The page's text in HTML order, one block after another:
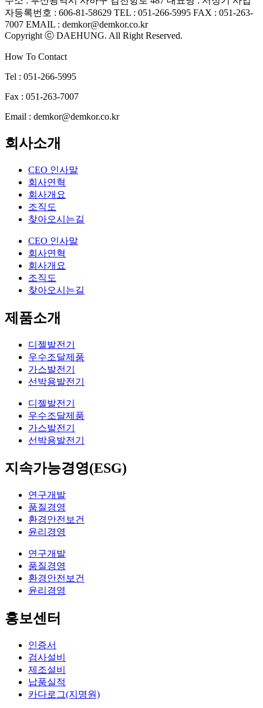
자등록번호 : 606-81-58629 TEL : 051-266-5995 FAX : 051-263-
7007 EMAIL : demkor@demkor.co.kr
Copyright ⓒ DAEHUNG. All Right Reserved.
How To Contact
Tel : 051-266-5995
Fax : 051-263-7007
Email : demkor@demkor.co.kr
회사소개
CEO 인사말
회사연혁
회사개요
조직도
찾아오시는길
CEO 인사말
회사연혁
회사개요
조직도
찾아오시는길
제품소개
디젤발전기
우수조달제품
가스발전기
선박용발전기
디젤발전기
우수조달제품
가스발전기
선박용발전기
지속가능경영(ESG)
연구개발
품질경영
환경안전보건
윤리경영
연구개발
품질경영
환경안전보건
윤리경영
홍보센터
인증서
검사설비
제조설비
납품실적
카다로그(지명원)